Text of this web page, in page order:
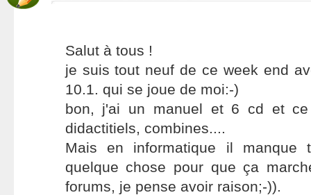
Salut à tous !
je suis tout neuf de ce week end
10.1. qui se joue de moi:-)
bon, j'ai un manuel et 6 cd et
didactitiels, combines....
Mais en informatique il manque
quelque chose pour que ça
forums, je pense avoir raison;-)).